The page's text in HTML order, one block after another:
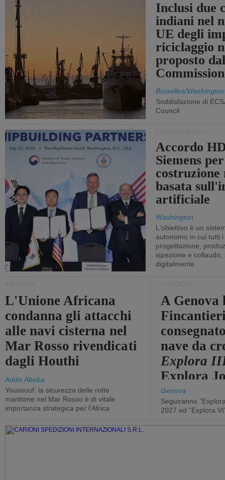
Inclusi due
indiani nel
UE degli
riciclaggio
proposto
Bruxelles/Washington
Soddisfazione di
Council
Accordo
Siemens
costruzione
basata
artificiale
Washington
L'obiettivo è un
autonomo in cui tutti
progettazione,
ispezione e collaudo,
digitalmente
L'Unione Africana
condanna gli attacchi
alle navi cisterna nel
Mar Rosso rivendicati
dagli Houthi
Addis Abeba
Youssouf: la sicurezza delle rotte
marittime nel Mar Rosso è di vitale
importanza strategica per l'Africa
A Genova
nave da
Explora
Explora
Genova
Seguiranno
2027 ed “Explora